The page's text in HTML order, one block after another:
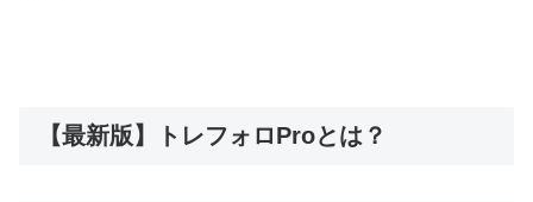
【最新版】トレフォロProとは？